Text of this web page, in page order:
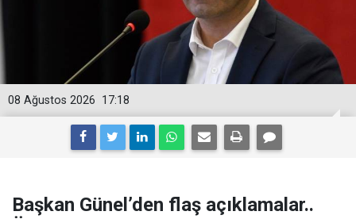
17:18
08 Ağustos 2026
Başkan Günel’den flaş açıklamalar..